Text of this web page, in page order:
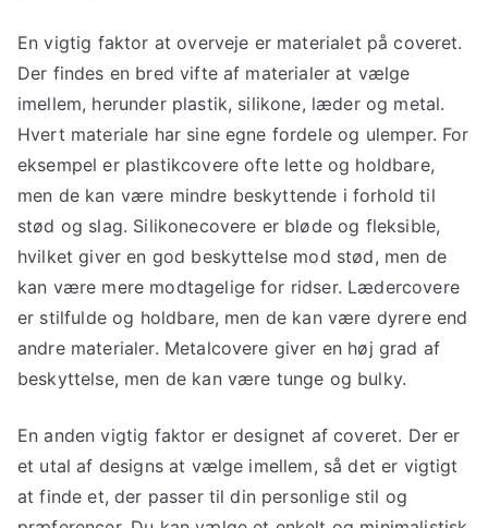
En vigtig faktor at overveje er materialet på coveret.
Der findes en bred vifte af materialer at vælge
imellem, herunder plastik, silikone, læder og metal.
Hvert materiale har sine egne fordele og ulemper. For
eksempel er plastikcovere ofte lette og holdbare,
men de kan være mindre beskyttende i forhold til
stød og slag. Silikonecovere er bløde og fleksible,
hvilket giver en god beskyttelse mod stød, men de
kan være mere modtagelige for ridser. Lædercovere
er stilfulde og holdbare, men de kan være dyrere end
andre materialer. Metalcovere giver en høj grad af
beskyttelse, men de kan være tunge og bulky.
En anden vigtig faktor er designet af coveret. Der er
et utal af designs at vælge imellem, så det er vigtigt
at finde et, der passer til din personlige stil og